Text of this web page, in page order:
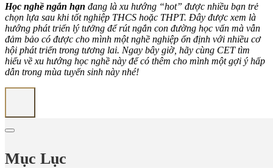
Học nghề ngắn hạn đang là xu hướng “hot” được nhiều bạn trẻ
chọn lựa sau khi tốt nghiệp THCS hoặc THPT. Đây được xem là
hướng phát triển lý tưởng để rút ngắn con đường học vấn mà vẫn
đảm bảo có được cho mình một nghề nghiệp ổn định với nhiều cơ
hội phát triển trong tương lai. Ngay bây giờ, hãy cùng CET tìm
hiểu về xu hướng học nghề này để có thêm cho mình một gợi ý hấp
dẫn trong mùa tuyển sinh này nhé!
Mục Lục